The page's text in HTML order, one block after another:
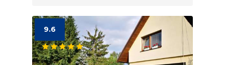
9.6